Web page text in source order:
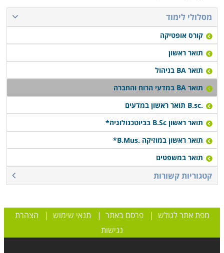
מסלולי לימוד
קורס אופטיקה
תואר ראשון
תואר BA בניהול
תואר BA במדעי הרוח והחברה
.B.sc תואר ראשון במדעים
תואר ראשון B.Sc בביוטכנולוגיה*
תואר ראשון במוזיקה .B.Mus*
תואר במשפטים
קטגוריות קשורות
מפת אתר לגולש |פרסם באתר | תנאי שימוש | הצהרת
נגישות